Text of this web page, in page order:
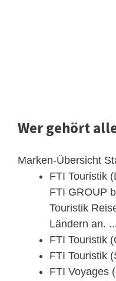
Wer gehört
Marken-Übersicht
FTI Touristik
FTI GROUP
Touristik
Ländern an.
FTI Touristik
FTI Touristik
FTI Voyages